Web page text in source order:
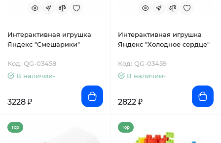
Интерактивная игрушка
Яндекс "Смешарики"
Код: QG-03458
В наличии-
3228 ₽
Интерактивная игрушка
Яндекс "Холодное сердце"
Код: QG-03459
В наличии-
2822 ₽
Top Top